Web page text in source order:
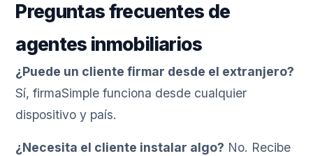
Preguntas frecuentes de
agentes inmobiliarios
¿Puede un cliente firmar desde el extranjero?
Sí, firmaSimple funciona desde cualquier
dispositivo y país.
¿Necesita el cliente instalar algo? No. Recibe